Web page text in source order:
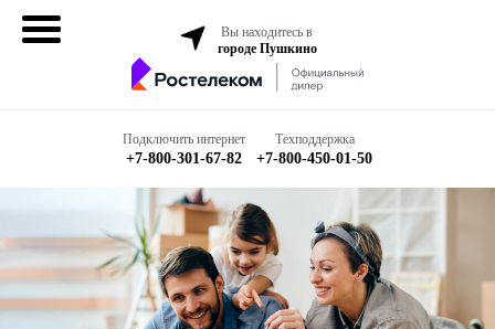
Вы находитесь в
городе Пушкино
Подключить интернет
+7-800-301-67-82
Техподдержка
+7-800-450-01-50
Интернет + ТВ
Все в одном
Все тарифы